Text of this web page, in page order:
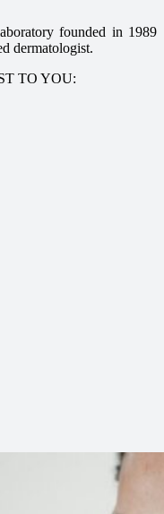
founded in 1989
dermatologist.
TO YOU: